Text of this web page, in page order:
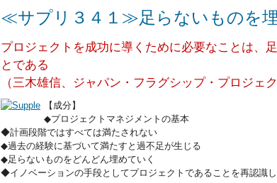
≪サプリ３４１≫足らないものを埋
プロジェクトを成功に導くために必要なことは、
とである
（三木雄信、ジャパン・フラグシップ・プロジェ
【成分】
◆プロジェクトマネジメントの基本
◆計画段階ではすべては満たされない
◆過去の経験に基づいて満たすと過不足が生じる
◆足らないものをどんどん埋めていく
◆イノベーションの手段としてプロジェクトであることを再認識し